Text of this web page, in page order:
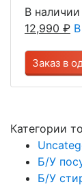
В наличии
12,990 ₽
Заказ в
Категории
Б/У
Б/У